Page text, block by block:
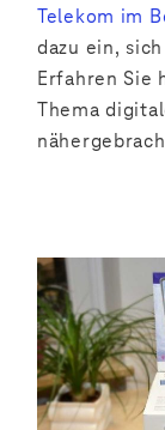
Telekom im
dazu ein,
Erfahren Sie
Thema